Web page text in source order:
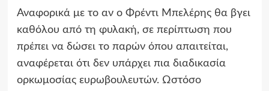
Αναφορικά με το αν ο Φρέντι Μπελέρης θα βγει
καθόλου από τη φυλακή, σε περίπτωση που
πρέπει να δώσει το παρών όπου απαιτείται,
αναφέρεται ότι δεν υπάρχει πια διαδικασία
ορκωμοσίας ευρωβουλευτών. Ωστόσο